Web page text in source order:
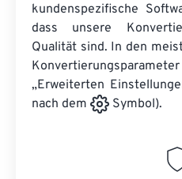
kundenspezifische
dass unsere
Qualität sind. In den
„Erweiterten
nach dem
Symbol).